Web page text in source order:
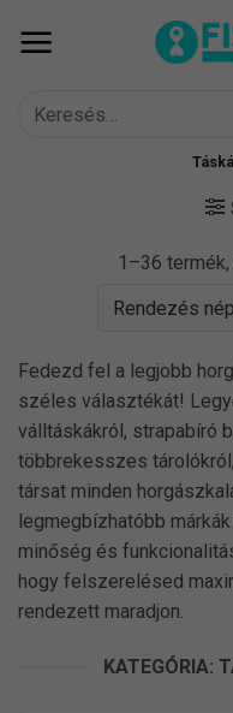
Keresés
1–36
Fedezd fel a legjobb
széles választékát!
válltáskákról, strapabíró
többrekesszes
társat minden
legmegbízhatóbb
minőség és
hogy felszerelésed
rendezett maradjon.
KATEGÓRIA: